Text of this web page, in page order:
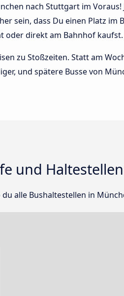
nach Stuttgart im
sein, dass Du einen Platz
oder direkt am Bahnhof kaufst.
zu Stoßzeiten. Statt am
und spätere Busse von
und
alle Bushaltestellen in